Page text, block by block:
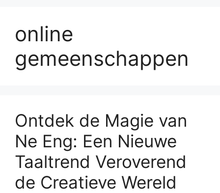
online
gemeenschappen
Ontdek de Magie van
Ne Eng: Een Nieuwe
Taaltrend Veroverend
de Creatieve Wereld